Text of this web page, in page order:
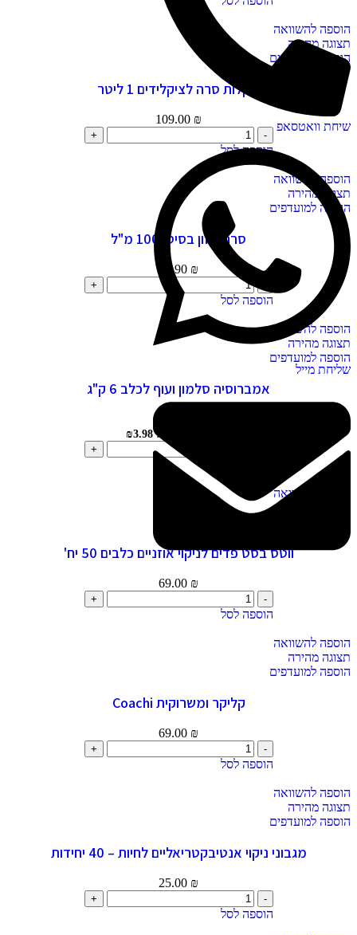
הוספה להשוואה
תצוגה מהירה
הוספה למועדפים
מקלות סרה לציקלידים 1 ליטר
109.00 ₪
הוספה לסל
הוספה להשוואה
תצוגה מהירה
הוספה למועדפים
סרה מזון בסיסי 100 מ"ל
29.90 ₪
הוספה לסל
הוספה להשוואה
תצוגה מהירה
הוספה למועדפים
אמברוסיה סלמון ועוף לכלב 6 ק"ג
הוספה להשוואה
ווטס בסט פדים לניקוי אוזניים כלבים 50 יח'
69.00 ₪
הוספה לסל
הוספה להשוואה
תצוגה מהירה
הוספה למועדפים
קליקר ומשרוקית Coachi
69.00 ₪
הוספה לסל
הוספה להשוואה
תצוגה מהירה
הוספה למועדפים
מגבוני ניקוי אנטיבקטריאליים לחיות – 40 יחידות
25.00 ₪
הוספה לסל
שיחת וואטסאפ
שליחת מייל